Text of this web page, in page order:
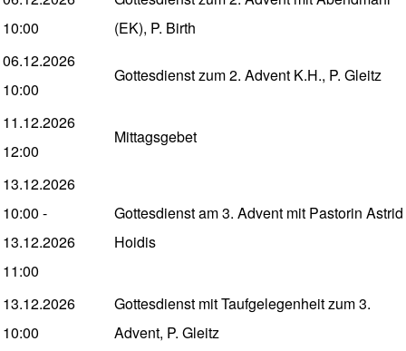
10:00
(EK), P. Birth
06.12.2026
10:00
Gottesdienst zum 2. Advent K.H., P. Gleitz
11.12.2026
12:00
Mittagsgebet
13.12.2026
10:00 -
13.12.2026
11:00
Gottesdienst am 3. Advent mit Pastorin Astrid
Hoidis
13.12.2026
10:00
Gottesdienst mit Taufgelegenheit zum 3.
Advent, P. Gleitz